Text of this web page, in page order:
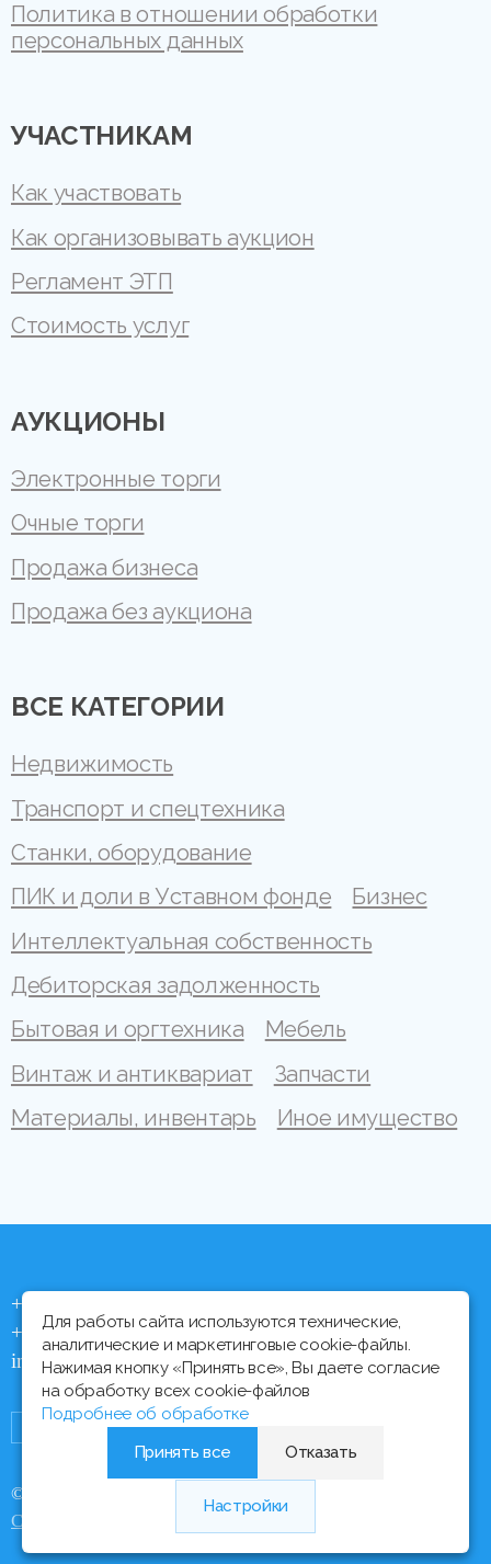
Политика в отношении обработки
персональных данных
УЧАСТНИКАМ
Как участвовать
Как организовывать аукцион
Регламент ЭТП
Стоимость услуг
АУКЦИОНЫ
Электронные торги
Очные торги
Продажа бизнеса
Продажа без аукциона
ВСЕ КАТЕГОРИИ
Недвижимость
Транспорт и спецтехника
Станки, оборудование
ПИК и доли в Уставном фонде
Бизнес
Интеллектуальная собственность
Дебиторская задолженность
Бытовая и оргтехника
Мебель
Винтаж и антиквариат
Запчасти
Материалы, инвентарь
Иное имущество
+375 (44) 704 92 06
+375 (17) 373 21 33
info@ipmtorgi.by
© Все права защищены, 2000 - 2026 ИПМ-Торги
Сайт разработан
Медиа Лайн
Для работы сайта используются технические,
аналитические и маркетинговые cookie-файлы.
Нажимая кнопку «Принять все», Вы даете согласие
на обработку всех cookie-файлов
Подробнее об обработке
Принять все
Отказать
Настройки